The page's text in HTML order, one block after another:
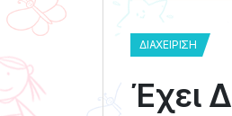
ΔΙΑΧΕΊΡΙΣΗ
Έχει